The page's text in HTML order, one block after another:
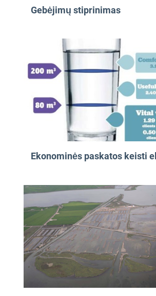
Gebėjimų stiprinimas
Ekonominės paskatos keisti